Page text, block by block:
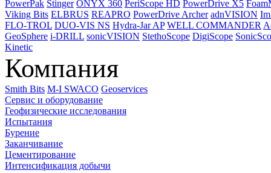
PowerPak Stinger ONYX 360 PeriScope HD PowerDrive X5
Viking Bits ELBRUS REAPRO PowerDrive Archer adnVISION
FLO-TROL DUO-VIS NS Hydra-Jar AP WELL COMMANDER
GeoSphere i-DRILL sonicVISION StethoScope DigiScope
Kinetic
Компания
Smith Bits M-I SWACO Geoservices
Сервис и оборудование
Геофизические исследования
Испытания
Бурение
Заканчивание
Цементирование
Интенсификация добычи